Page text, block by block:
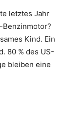
letztes Jahr
Benzinmotor?
Kind. Ein
80 % des US-
bleiben eine